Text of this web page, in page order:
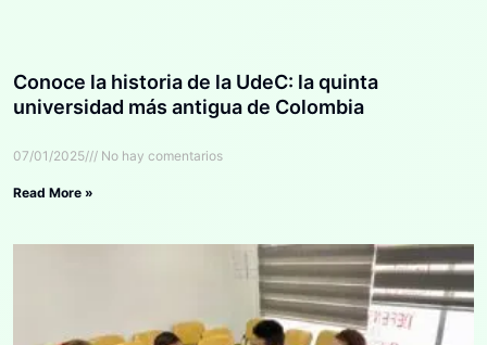
Conoce la historia de la UdeC: la quinta
universidad más antigua de Colombia
07/01/2025 No hay comentarios
Read More »